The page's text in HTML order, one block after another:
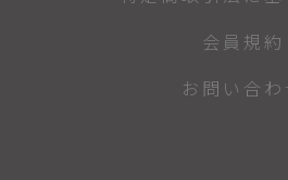
会員規約
お問い合わ